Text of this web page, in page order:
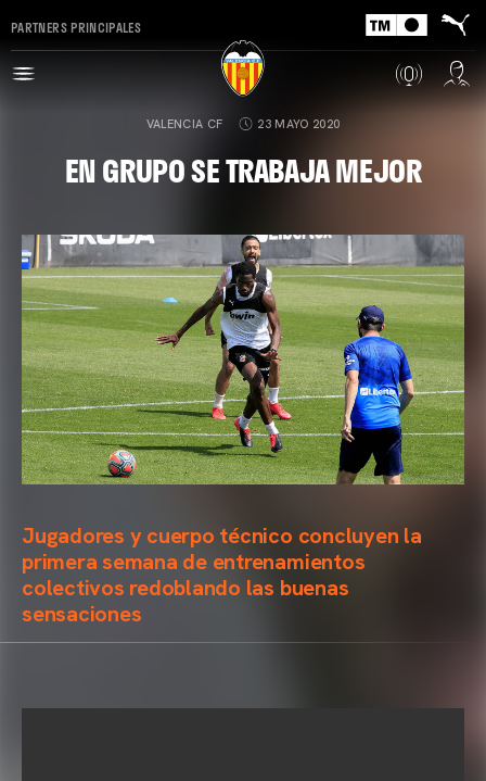
PARTNERS PRINCIPALES
VALENCIA CF 23 MAYO 2020
EN GRUPO SE TRABAJA MEJOR
Jugadores y cuerpo técnico concluyen la
primera semana de entrenamientos
colectivos redoblando las buenas
sensaciones